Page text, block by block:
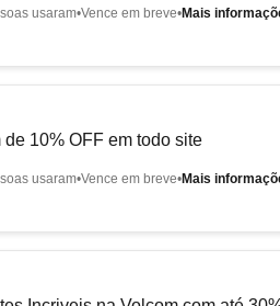
usaram Vence em breve Mais
de 10% OFF em todo site
usaram Vence em breve Mais